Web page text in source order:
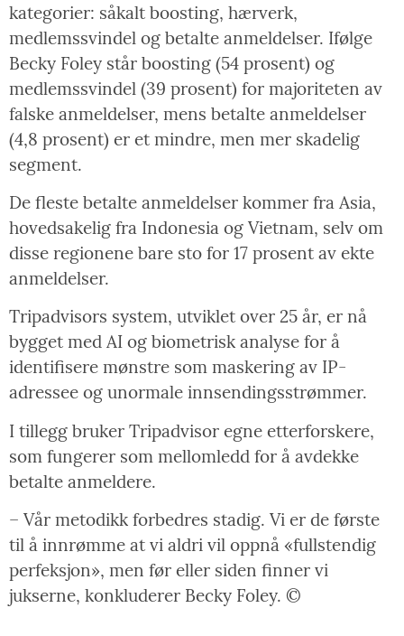
kategorier: såkalt boosting, hærverk,
medlemssvindel og betalte anmeldelser. Ifølge
Becky Foley står boosting (54 prosent) og
medlemssvindel (39 prosent) for majoriteten av
falske anmeldelser, mens betalte anmeldelser
(4,8 prosent) er et mindre, men mer skadelig
segment.
De fleste betalte anmeldelser kommer fra Asia,
hovedsakelig fra Indonesia og Vietnam, selv om
disse regionene bare sto for 17 prosent av ekte
anmeldelser.
Tripadvisors system, utviklet over 25 år, er nå
bygget med AI og biometrisk analyse for å
identifisere mønstre som maskering av IP-
adressee og unormale innsendingsstrømmer.
I tillegg bruker Tripadvisor egne etterforskere,
som fungerer som mellomledd for å avdekke
betalte anmeldere.
– Vår metodikk forbedres stadig. Vi er de første
til å innrømme at vi aldri vil oppnå «fullstendig
perfeksjon», men før eller siden finner vi
jukserne, konkluderer Becky Foley. ©